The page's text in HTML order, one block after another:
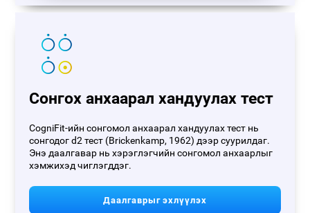
Сонгох анхаарал хандуулах тест
CogniFit-ийн сонгомол анхаарал хандуулах тест нь
сонгодог d2 тест (Brickenkamp, 1962) дээр суурилдаг.
Энэ даалгавар нь хэрэглэгчийн сонгомол анхаарлыг
хэмжихэд чиглэгддэг.
Даалгаврыг эхлүүлэх